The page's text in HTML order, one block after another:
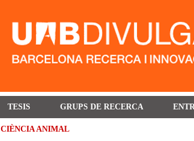
TESIS GRUPS DE RECERCA
CIÈNCIA ANIMAL